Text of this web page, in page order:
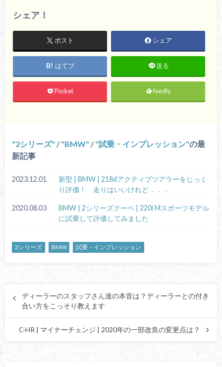
シェア！
ポスト シェア
はてブ 送る
Pocket feedly
2シリーズ / BMW / 試乗・インプレッション の最
新記事
2023.12.01
新型 | BMW | 218dアクティブツアラーをじっく
り評価！ 走りはいいけれど．．．
2020.08.03
BMW | 2シリーズクーペ | 220i Mスポーツモデル
に試乗して評価してみました
2シリーズ BMW 試乗・インプレッション
ディーラーのスタッフさん達の本音は？ディーラーとの付き
合い方をこっそり教えます
C-HR | マイナーチェンジ | 2020年の一部改良の変更点は？